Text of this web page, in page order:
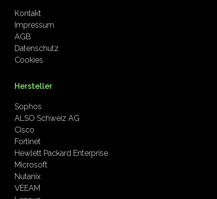
Kontakt
Impressum
AGB
Datenschutz
Cookies
Hersteller
Sophos
ALSO Schweiz AG
Cisco
Fortinet
Hewlett Packard Enterprise
Microsoft
Nutanix
VEEAM